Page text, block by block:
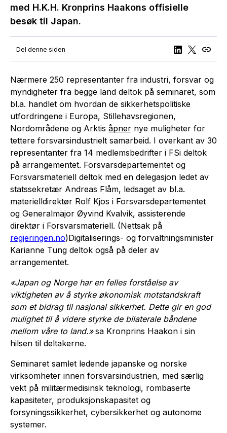
med H.K.H. Kronprins Haakons offisielle
besøk til Japan.
Del denne siden
Nærmere 250 representanter fra industri, forsvar og
myndigheter fra begge land deltok på seminaret, som
bl.a. handlet om hvordan de sikkerhetspolitiske
utfordringene i Europa, Stillehavsregionen,
Nordområdene og Arktis åpner nye muligheter for
tettere forsvarsindustrielt samarbeid. I overkant av 30
representanter fra 14 medlemsbedrifter i FSi deltok
på arrangementet. Forsvarsdepartementet og
Forsvarsmateriell deltok med en delegasjon ledet av
statssekretær Andreas Flåm, ledsaget av bl.a.
materielldirektør Rolf Kjos i Forsvarsdepartementet
og Generalmajor Øyvind Kvalvik, assisterende
direktør i Forsvarsmateriell. (Nettsak på
regjeringen.no)Digitaliserings- og forvaltningsminister
Karianne Tung deltok også på deler av
arrangementet.
«Japan og Norge har en felles forståelse av
viktigheten av å styrke økonomisk motstandskraft
som et bidrag til nasjonal sikkerhet. Dette gir en god
mulighet til å videre styrke de bilaterale båndene
mellom våre to land.» sa Kronprins Haakon i sin
hilsen til deltakerne.
Seminaret samlet ledende japanske og norske
virksomheter innen forsvarsindustrien, med særlig
vekt på militærmedisinsk teknologi, rombaserte
kapasiteter, produksjonskapasitet og
forsyningssikkerhet, cybersikkerhet og autonome
systemer.